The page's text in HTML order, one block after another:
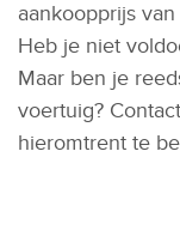
aankoopprijs
Heb je niet
Maar ben je
voertuig?
hieromtrent te